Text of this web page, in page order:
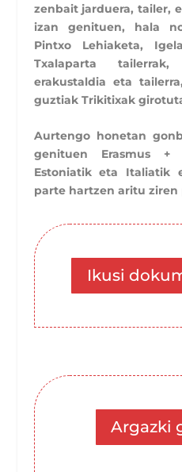
zenbait jarduera, tailer,
izan genituen, hala
Pintxo Lehiaketa,
Txalaparta tailerrak,
erakustaldia eta
guztiak Trikitixak
Aurtengo honetan
genituen Erasmus +
Estoniatik eta Italiatik
parte hartzen aritu ziren
Ikusi
Argazki